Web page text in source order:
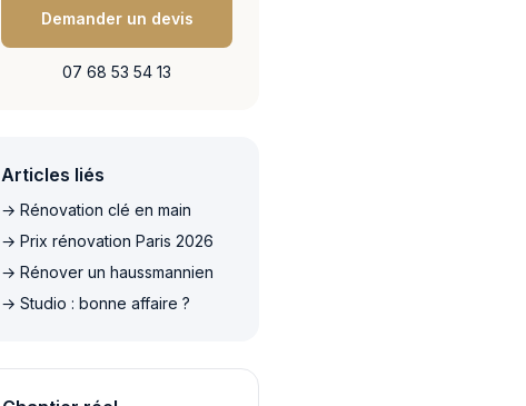
Demander un devis
07 68 53 54 13
Articles liés
→ Rénovation clé en main
→ Prix rénovation Paris 2026
→ Rénover un haussmannien
→ Studio : bonne affaire ?